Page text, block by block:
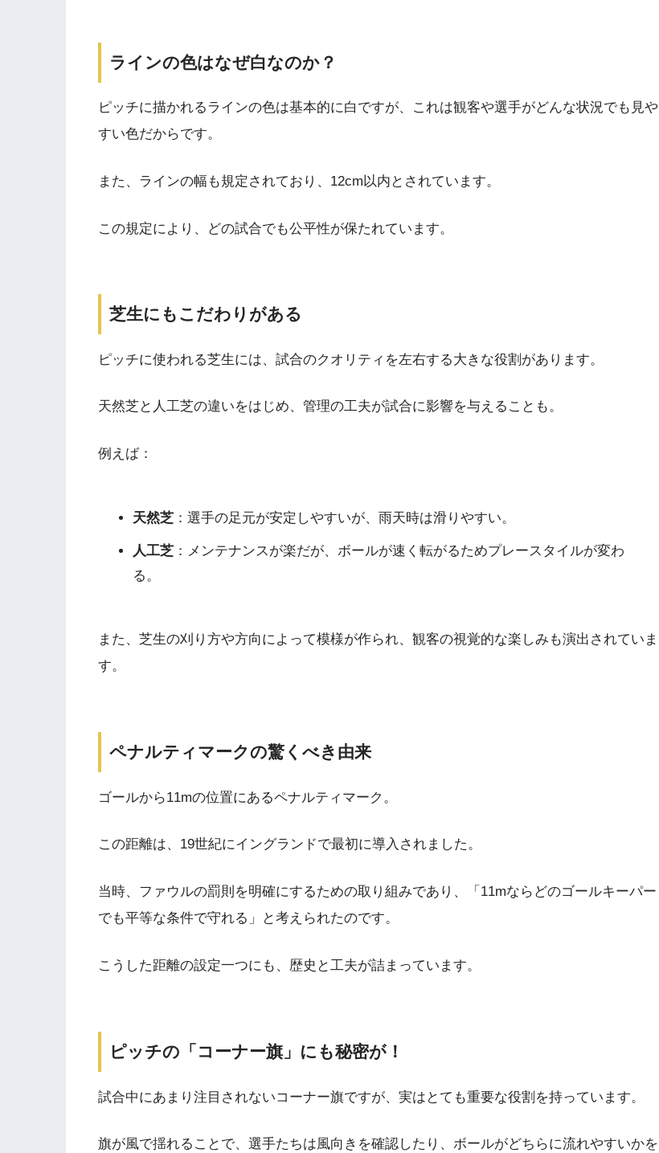
ラインの色はなぜ白なのか？
ピッチに描かれるラインの色は基本的に白ですが、これは観客や選手がどんな状況でも見や
すい色だからです。
また、ラインの幅も規定されており、12cm以内とされています。
この規定により、どの試合でも公平性が保たれています。
芝生にもこだわりがある
ピッチに使われる芝生には、試合のクオリティを左右する大きな役割があります。
天然芝と人工芝の違いをはじめ、管理の工夫が試合に影響を与えることも。
例えば：
天然芝：選手の足元が安定しやすいが、雨天時は滑りやすい。
人工芝：メンテナンスが楽だが、ボールが速く転がるためプレースタイルが変わ
る。
また、芝生の刈り方や方向によって模様が作られ、観客の視覚的な楽しみも演出されていま
す。
ペナルティマークの驚くべき由来
ゴールから11mの位置にあるペナルティマーク。
この距離は、19世紀にイングランドで最初に導入されました。
当時、ファウルの罰則を明確にするための取り組みであり、「11mならどのゴールキーパー
でも平等な条件で守れる」と考えられたのです。
こうした距離の設定一つにも、歴史と工夫が詰まっています。
ピッチの「コーナー旗」にも秘密が！
試合中にあまり注目されないコーナー旗ですが、実はとても重要な役割を持っています。
旗が風で揺れることで、選手たちは風向きを確認したり、ボールがどちらに流れやすいかを